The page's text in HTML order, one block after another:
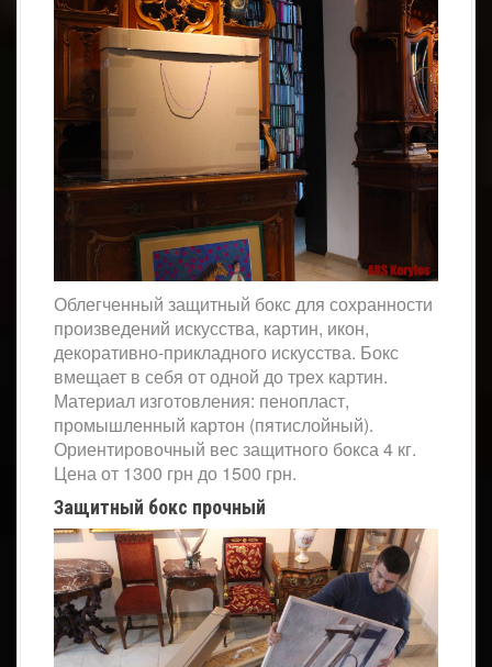
Облегченный защитный бокс для сохранности
произведений искусства, картин, икон,
декоративно-прикладного искусства. Бокс
вмещает в себя от одной до трех картин.
Материал изготовления: пенопласт,
промышленный картон (пятислойный).
Ориентировочный вес защитного бокса 4 кг.
Цена от 1300 грн до 1500 грн.
Защитный бокс прочный